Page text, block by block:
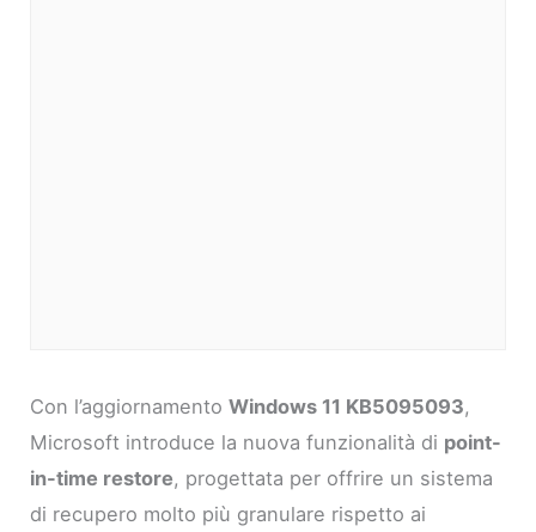
Con l’aggiornamentoWindows 11 KB5095093,
Microsoft introduce la nuova funzionalità di point-
in-time restore, progettata per offrire un sistema
di recupero molto più granulare rispetto ai